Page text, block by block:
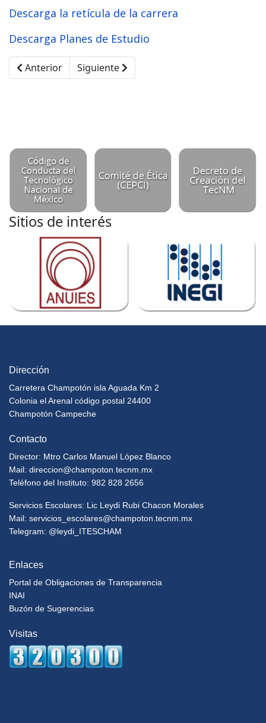
Descarga la retícula de la carrera
Descarga Planes de Estudio
Artículo anterior: Maestría en Desarrollo Regional e
Anterior Artículo siguiente: Generalidades de la
Siguiente
Sitios de interés
Dirección
Carretera Champotón isla Aguada Km 2
Colonia el Arenal código postal 24400
Champotón Campeche
Contacto
Director: Mtro Carlos Manuel López Blanco
Mail: direccion@champoton.tecnm.mx
Teléfono del Instituto: 982 828 2656
Servicios Escolares: Lic Leydi Rubi Chacon Morales
Mail: servicios_escolares@champoton.tecnm.mx
Telegram: @leydi_ITESCHAM
Enlaces
Portal de Obligaciones de Transparencia
INAI
Buzón de Sugerencias
Visitas